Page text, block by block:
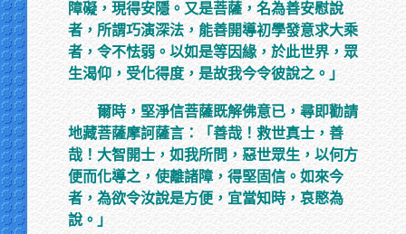
障礙，現得安隱。又是菩薩，名為善安慰說
者，所謂巧演深法，能善開導初學發意求大乘
者，令不怯弱。以如是等因緣，於此世界，眾
生渴仰，受化得度，是故我今令彼說之。」
爾時，堅淨信菩薩既解佛意已，尋即勸請
地藏菩薩摩訶薩言：「善哉！救世真士，善
哉！大智開士，如我所問，惡世眾生，以何方
便而化導之，使離諸障，得堅固信。如來今
者，為欲令汝說是方便，宜當知時，哀愍為
說。」